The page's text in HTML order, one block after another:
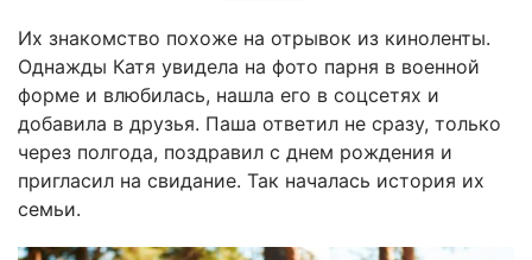
Их знакомство похоже на отрывок из киноленты.
Однажды Катя увидела на фото парня в военной
форме и влюбилась, нашла его в соцсетях и
добавила в друзья. Паша ответил не сразу, только
через полгода, поздравил с днем рождения и
пригласил на свидание. Так началась история их
семьи.